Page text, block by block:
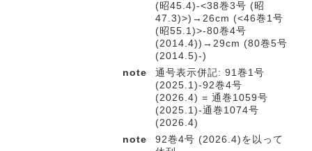
(昭45.4)-<38巻3号 (昭
47.3)>)→26cm (<46巻1号
(昭55.1)>-80巻4号
(2014.4))→29cm (80巻5号
(2014.5)-)
note
通号表示併記: 91巻1号
(2025.1)-92巻4号
(2026.4) = 通巻1059号
(2025.1)-通巻1074号
(2026.4)
note
92巻4号 (2026.4)を以って